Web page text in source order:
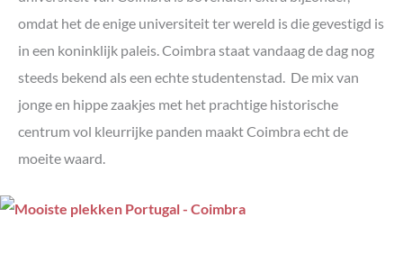
omdat het de enige universiteit ter wereld is die gevestigd is
in een koninklijk paleis. Coimbra staat vandaag de dag nog
steeds bekend als een echte studentenstad. De mix van
jonge en hippe zaakjes met het prachtige historische
centrum vol kleurrijke panden maakt Coimbra echt de
moeite waard.